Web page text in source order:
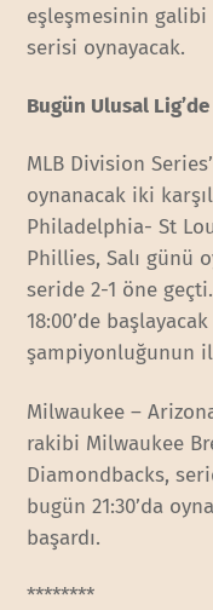
eşleşmesinin
serisi oynayacak.
Bugün Ulusal
MLB Division
oynanacak iki
Philadelphia- St
Phillies, Salı günü
seride 2-1 öne
18:00’de
şampiyonluğunun
Milwaukee –
rakibi Milwaukee
Diamondbacks,
bugün 21:30’da
başardı.
********